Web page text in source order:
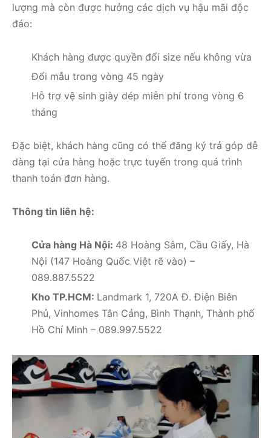
lượng mà còn được hưởng các dịch vụ hậu mãi độc
đáo:
Khách hàng được quyền đổi size nếu không vừa
Đổi mẫu trong vòng 45 ngày
Hỗ trợ vệ sinh giày dép miễn phí trong vòng 6
tháng
Đặc biệt, khách hàng cũng có thể đăng ký trả góp dễ
dàng tại cửa hàng hoặc trực tuyến trong quá trình
thanh toán đơn hàng.
Thông tin liên hệ:
Cửa hàng Hà Nội: 48 Hoàng Sâm, Cầu Giấy, Hà
Nội (147 Hoàng Quốc Việt rẽ vào) –
089.887.5522
Kho TP.HCM: Landmark 1, 720A Đ. Điện Biên
Phủ, Vinhomes Tân Cảng, Bình Thạnh, Thành phố
Hồ Chí Minh – 089.997.5522